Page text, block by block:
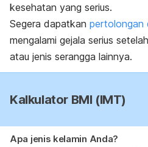
kesehatan yang serius.
Segera dapatkan pertolongan
mengalami gejala serius
atau jenis serangga lainnya.
Kalkulator BMI (IMT)
Apa jenis kelamin Anda?